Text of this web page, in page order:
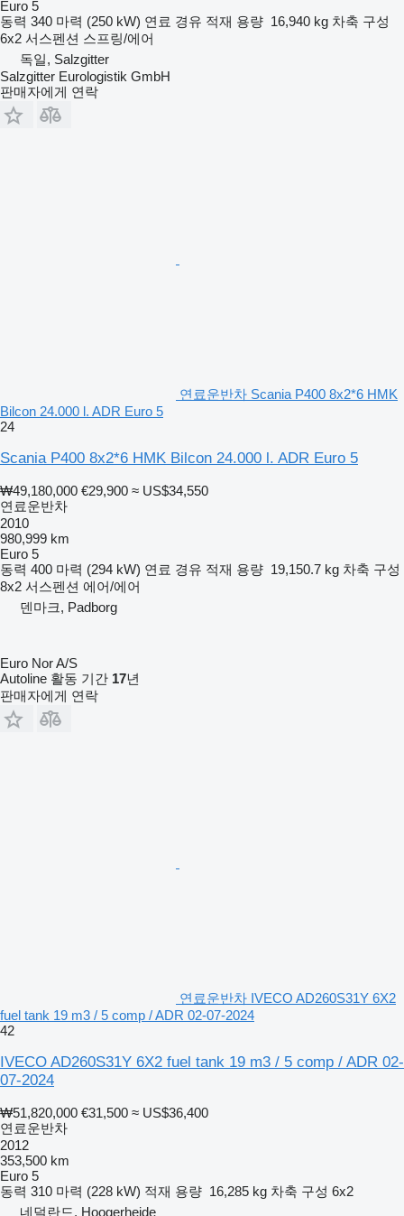
Euro 5
동력 340 마력 (250 kW) 연료 경유 적재 용량 16,940 kg 차축 구성
6x2 서스펜션 스프링/에어
독일, Salzgitter
Salzgitter Eurologistik GmbH
판매자에게 연락
연료운반차 Scania P400 8x2*6 HMK
Bilcon 24.000 l. ADR Euro 5
24
Scania P400 8x2*6 HMK Bilcon 24.000 l. ADR Euro 5
₩49,180,000 €29,900 ≈ US$34,550
연료운반차
2010
980,999 km
Euro 5
동력 400 마력 (294 kW) 연료 경유 적재 용량 19,150.7 kg 차축 구성
8x2 서스펜션 에어/에어
덴마크, Padborg
Euro Nor A/S
Autoline 활동 기간 17년
판매자에게 연락
연료운반차 IVECO AD260S31Y 6X2
fuel tank 19 m3 / 5 comp / ADR 02-07-2024
42
IVECO AD260S31Y 6X2 fuel tank 19 m3 / 5 comp / ADR 02-
07-2024
₩51,820,000 €31,500 ≈ US$36,400
연료운반차
2012
353,500 km
Euro 5
동력 310 마력 (228 kW) 적재 용량 16,285 kg 차축 구성 6x2
네덜란드, Hoogerheide